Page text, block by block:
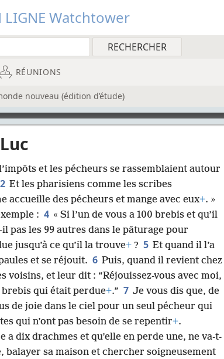
LIGNE Watchtower
RÉUNIONS
nouveau (édition d’étude)
et les pécheurs se rassemblaient autour
2 Et les pharisiens comme les scribes
accueille des pécheurs et mange avec eux+. »
: 4 « Si l’un de vous a 100 brebis et qu’il
pas les 99 autres dans le pâturage pour
jusqu’à ce qu’il la trouve+ ? 5 Et quand il l’a
et se réjouit. 6 Puis, quand il revient chez
voisins, et leur dit : “Réjouissez-vous avec moi,
qui était perdue+.” 7 Je vous dis que, de
de joie dans le ciel pour un seul pécheur qui
qui n’ont pas besoin de se repentir+.
a dix drachmes et qu’elle en perde une, ne va-t-
balayer sa maison et chercher soigneusement